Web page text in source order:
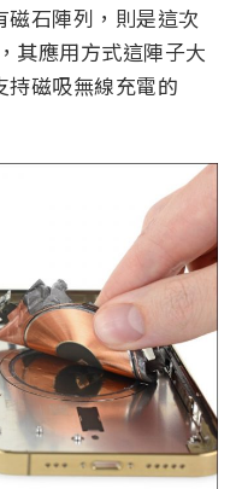
石陣列，則是這次
其應用方式這陣子大
持磁吸無線充電的